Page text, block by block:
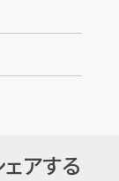
アする